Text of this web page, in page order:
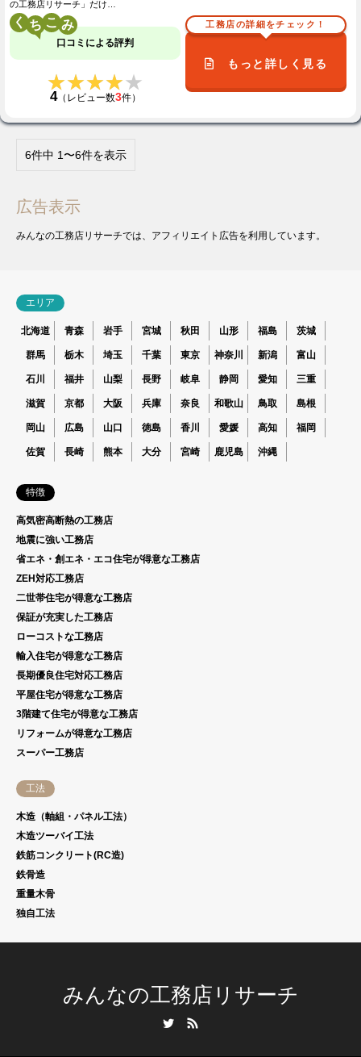
の工務店リサーチ」だけ…
く こ
口コミによる評判
★★★★★
★★★★★
4（レビュー数3件）
工務店の詳細をチェック！
もっと詳しく見る
6件中 1〜6件を表示
広告表示
みんなの工務店リサーチでは、アフィリエイト広告を利用しています。
エリア
北海道 青森 岩手 宮城 秋田 山形 福島 茨城
群馬 栃木 埼玉 千葉 東京 神奈川 新潟 富山
石川 福井 山梨 長野 岐阜 静岡 愛知 三重
滋賀 京都 大阪 兵庫 奈良 和歌山 鳥取 島根
岡山 広島 山口 徳島 香川 愛媛 高知 福岡
佐賀 長崎 熊本 大分 宮崎 鹿児島 沖縄
特徴
高気密高断熱の工務店
地震に強い工務店
省エネ・創エネ・エコ住宅が得意な工務店
ZEH対応工務店
二世帯住宅が得意な工務店
保証が充実した工務店
ローコストな工務店
輸入住宅が得意な工務店
長期優良住宅対応工務店
平屋住宅が得意な工務店
3階建て住宅が得意な工務店
リフォームが得意な工務店
スーパー工務店
工法
木造（軸組・パネル工法）
木造ツーバイ工法
鉄筋コンクリート(RC造)
鉄骨造
重量木骨
独自工法
みんなの工務店リサーチ